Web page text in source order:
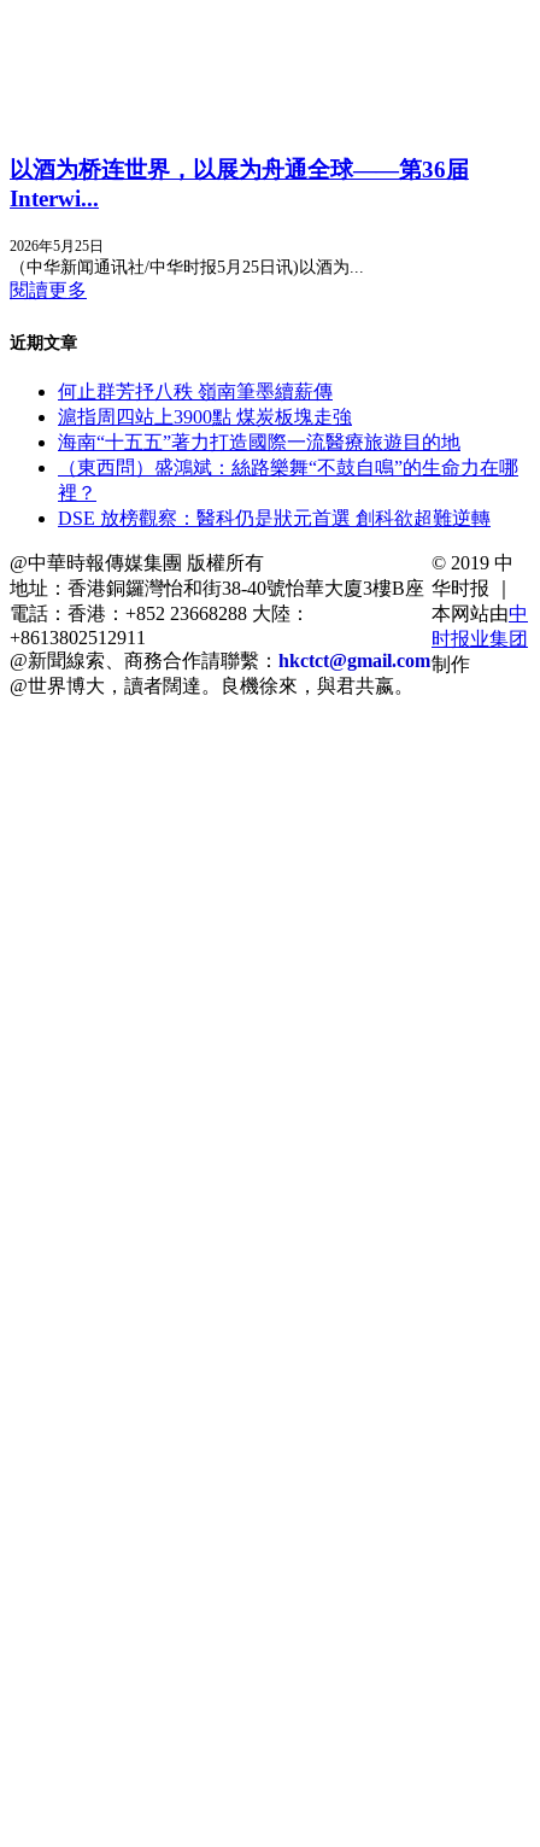
以酒为桥连世界，以展为舟通全球——第36届
Interwi...
2026年5月25日
（中华新闻通讯社/中华时报5月25日讯)以酒为...
閱讀更多
近期文章
何止群芳抒八秩 嶺南筆墨續薪傳
滬指周四站上3900點 煤炭板塊走強
海南“十五五”著力打造國際一流醫療旅遊目的地
（東西問）盛鴻斌：絲路樂舞“不鼓自鳴”的生命力在哪
裡？
DSE 放榜觀察：醫科仍是狀元首選 創科欲超難逆轉
@中華時報傳媒集團 版權所有
地址：香港銅鑼灣怡和街38-40號怡華大廈3樓B座
電話：香港：+852 23668288 大陸：
+8613802512911
@新聞線索、商務合作請聯繫： hkctct@gmail.com
@世界博大，讀者闊達。良機徐來，與君共嬴。
© 2019 中
华时报 ｜
本网站由中
时报业集团
制作